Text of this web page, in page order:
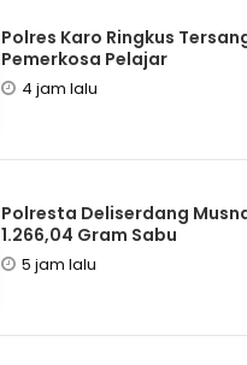
Polres Karo Ringkus
Pemerkosa Pelajar
4 jam lalu
Polresta Deliserdang
1.266,04 Gram Sabu
5 jam lalu